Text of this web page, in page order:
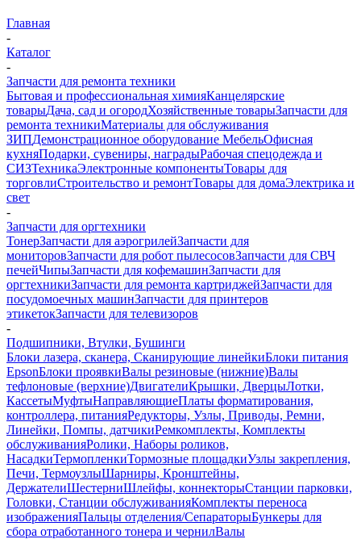
Главная
-
Каталог
-
Запчасти для ремонта техники
Бытовая и профессиональная химияКанцелярские
товарыДача, сад и огородХозяйственные товарыЗапчасти для
ремонта техникиМатериалы для обслуживания
ЗИПДемонстрационное оборудование МебельОфисная
кухняПодарки, сувениры, наградыРабочая спецодежда и
СИЗТехникаЭлектронные компонентыТовары для
торговлиСтроительство и ремонтТовары для домаЭлектрика и
свет
-
Запчасти для оргтехники
ТонерЗапчасти для аэрогрилейЗапчасти для
мониторовЗапчасти для робот пылесосовЗапчасти для СВЧ
печейЧипыЗапчасти для кофемашинЗапчасти для
оргтехникиЗапчасти для ремонта картриджейЗапчасти для
посудомоечных машинЗапчасти для принтеров
этикетокЗапчасти для телевизоров
-
Подшипники, Втулки, Бушинги
Блоки лазера, сканера, Сканирующие линейкиБлоки питания
EpsonБлоки проявкиВалы резиновые (нижние)Валы
тефлоновые (верхние)ДвигателиКрышки, ДверцыЛотки,
КассетыМуфтыНаправляющиеПлаты форматирования,
контроллера, питанияРедукторы, Узлы, Приводы, Ремни,
Линейки, Помпы, датчикиРемкомплекты, Комплекты
обслуживанияРолики, Наборы роликов,
НасадкиТермопленкиТормозные площадкиУзлы закрепления,
Печи, ТермоузлыШарниры, Кронштейны,
ДержателиШестерниШлейфы, коннекторыСтанции парковки,
Головки, Станции обслуживанияКомплекты переноса
изображенияПальцы отделения/СепараторыБункеры для
сбора отработанного тонера и чернилВалы